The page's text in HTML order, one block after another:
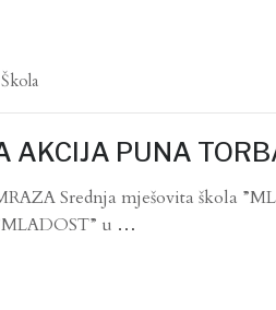
Škola
AKCIJA PUNA
Srednja mješovita škola
u …